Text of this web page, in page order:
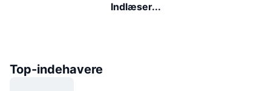
Indlæser...
Top-indehavere